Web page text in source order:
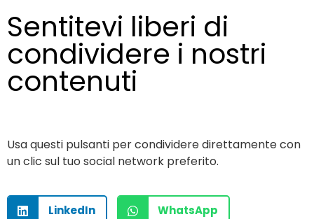
Sentitevi liberi di
condividere i nostri
contenuti
Usa questi pulsanti per condividere direttamente con
un clic sul tuo social network preferito.
LinkedIn WhatsApp